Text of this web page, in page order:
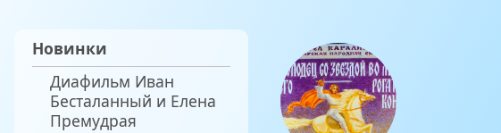
Новинки
Диафильм Иван
Бесталанный и Елена
Премудрая